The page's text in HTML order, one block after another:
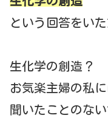
という回答をいた
生化学の創造？
お気楽主婦の私
聞いたことのな